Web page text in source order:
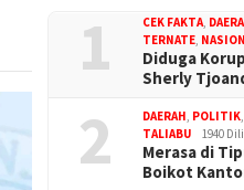
1 CEK FAKTA
TERNATE
Diduga
Sherly
2 DAERAH POLITIK
TALIABU
1940
Merasa di
Boikot